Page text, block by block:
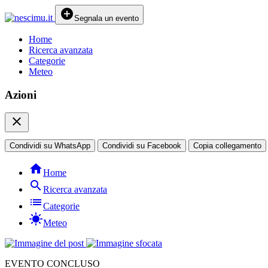
add_circleSegnala un evento
Home
Ricerca avanzata
Categorie
Meteo
Azioni
close
Condividi su WhatsApp Condividi su Facebook Copia collegamento
homeHome
searchRicerca avanzata
listCategorie
sunnyMeteo
EVENTO CONCLUSO